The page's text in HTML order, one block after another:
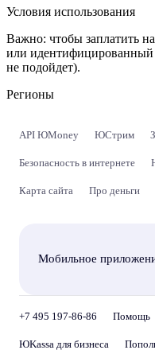
Условия использования
Важно: чтобы заплатить
или
не подойдет).
Регионы
API ЮMoney ЮСтрим
Безопасность в интернете
Карта сайта Про деньги
Мобильное
+7 495 197-86-86 Помощь
ЮKassa для бизнеса